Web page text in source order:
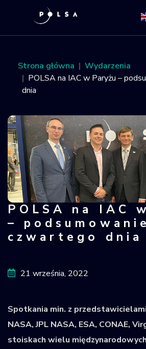
O Agencji
Aktywności
Misja IGNIS
NSIS
Sektor
Polska w
kosmosie
Krajowy Rejestr
Kosmicznych
Strona główna
Wydarzenia
POLSA na IAC w Paryżu –
dnia
POLSA na IAC w
POLSA na IAC
– podsumowanie
czwartego dnia
21 września, 2022
Spotkania min. z
NASA, JPL NASA, ESA, CONAE,
stoiskach wielu